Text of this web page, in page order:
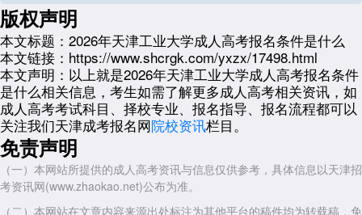
就业指导中心或教育部学历认证中心办理书面学历认证报告，认证流程通
常需要20个工作日，建议此类考生尽早办理。
报考高起本层次的考生，应具有高中毕业文化程度，须提供高中毕业
证书、中专毕业证书或同等学力证明。需要注意的是，仅持有初中毕业证
书或义务教育阶段学历证明的考生，不符合高起本的报考条件。同等学力
证明需由户籍所在地教育行政部门或毕业学校出具，形式要求以2026年
正式公告为准。
三、专业特殊要求
对于报考特定专业的考生，2026年天津工业大学成人高考报名条件
是什么还需要了解专业附加要求。天津工业大学成考招生以工科和经管类
专业为主，大多数专业(如计算机科学与技术、电气工程及其自动化、机
版权声明
本文标题： 2026年天津工业大学成人高考报名条件是什么
本文链接： https://www.shcrgk.com/yxzx/17498.html
本文声明： 以上就是2026年天津工业大学成人高考报名条件
是什么相关信息，考生如需了解更多成人高考相关资讯，如
成人高考考试科目、择校专业、报名指导、报名流程都可以
关注我们天津成考报名网院校资讯栏目。
免责声明
（一）本网站所提供的成人高考资讯与信息仅供参考，具体信息以天津招
考资讯网(www.zhaokao.net)公布为准。
（二）本网站在文章内容来源出处标注为其他平台的稿件均为转载稿，免